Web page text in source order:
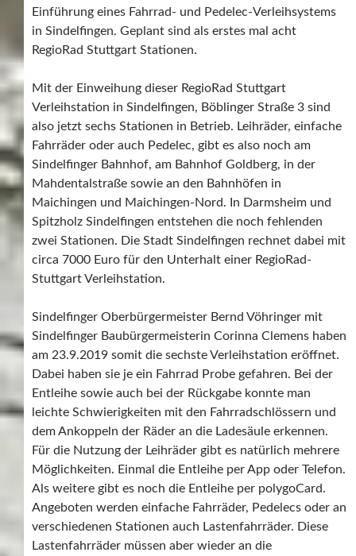
Einführung eines Fahrrad- und Pedelec-Verleihsystems
in Sindelfingen. Geplant sind als erstes mal acht
RegioRad Stuttgart Stationen.
Mit der Einweihung dieser RegioRad Stuttgart
Verleihstation in Sindelfingen, Böblinger Straße 3 sind
also jetzt sechs Stationen in Betrieb. Leihräder, einfache
Fahrräder oder auch Pedelec, gibt es also noch am
Sindelfinger Bahnhof, am Bahnhof Goldberg, in der
Mahdentalstraße sowie an den Bahnhöfen in
Maichingen und Maichingen-Nord. In Darmsheim und
Spitzholz Sindelfingen entstehen die noch fehlenden
zwei Stationen. Die Stadt Sindelfingen rechnet dabei mit
circa 7000 Euro für den Unterhalt einer RegioRad-
Stuttgart Verleihstation.
Sindelfinger Oberbürgermeister Bernd Vöhringer mit
Sindelfinger Baubürgermeisterin Corinna Clemens haben
am 23.9.2019 somit die sechste Verleihstation eröffnet.
Dabei haben sie je ein Fahrrad Probe gefahren. Bei der
Entleihe sowie auch bei der Rückgabe konnte man
leichte Schwierigkeiten mit den Fahrradschlössern und
dem Ankoppeln der Räder an die Ladesäule erkennen.
Für die Nutzung der Leihräder gibt es natürlich mehrere
Möglichkeiten. Einmal die Entleihe per App oder Telefon.
Als weitere gibt es noch die Entleihe per polygoCard.
Angeboten werden einfache Fahrräder, Pedelecs oder an
verschiedenen Stationen auch Lastenfahrräder. Diese
Lastenfahrräder müssen aber wieder an die